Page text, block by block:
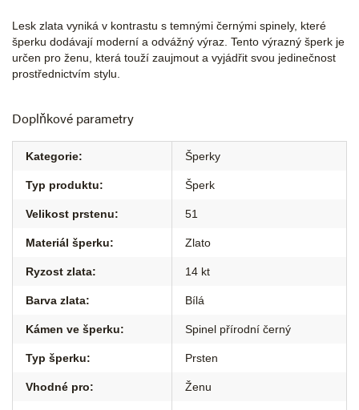
Lesk zlata vyniká v kontrastu s temnými černými spinely, které
šperku dodávají moderní a odvážný výraz. Tento výrazný šperk je
určen pro ženu, která touží zaujmout a vyjádřit svou jedinečnost
prostřednictvím stylu.
Doplňkové parametry
Kategorie: Šperky
Typ produktu: Šperk
Velikost prstenu: 51
Materiál šperku: Zlato
Ryzost zlata: 14 kt
Barva zlata: Bílá
Kámen ve šperku: Spinel přírodní černý
Typ šperku: Prsten
Vhodné pro: Ženu